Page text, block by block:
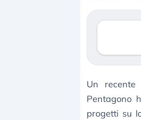
Un recente
Pentagono
progetti su